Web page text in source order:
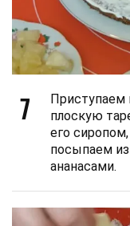
7
Приступаем
плоскую
его
посыпаем
ананасами.